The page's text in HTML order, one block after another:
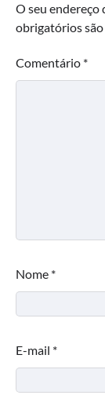
O seu endereço
obrigatórios
Comentário *
Nome *
E-mail *